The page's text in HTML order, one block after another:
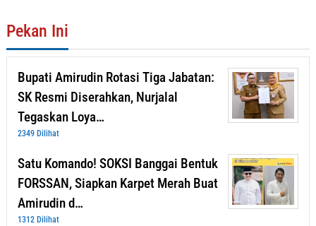
Pekan Ini
Bupati Amirudin Rotasi Tiga Jabatan:
SK Resmi Diserahkan, Nurjalal
Tegaskan Loya…
2349 Dilihat
Satu Komando! SOKSI Banggai Bentuk
FORSSAN, Siapkan Karpet Merah Buat
Amirudin d…
1312 Dilihat